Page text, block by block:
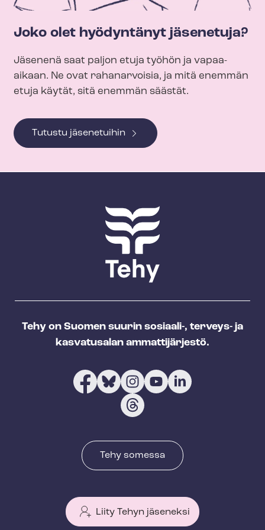
Joko olet hyödyntänyt jäsenetuja?
Jäsenenä saat paljon etuja työhön ja vapaa-
aikaan. Ne ovat rahanarvoisia, ja mitä enemmän
etuja käytät, sitä enemmän säästät.
Tutustu jäsenetuihin
Tehy on Suomen suurin sosiaali-, terveys- ja
kasvatusalan ammattijärjestö.
Tehy somessa
Liity Tehyn jäseneksi